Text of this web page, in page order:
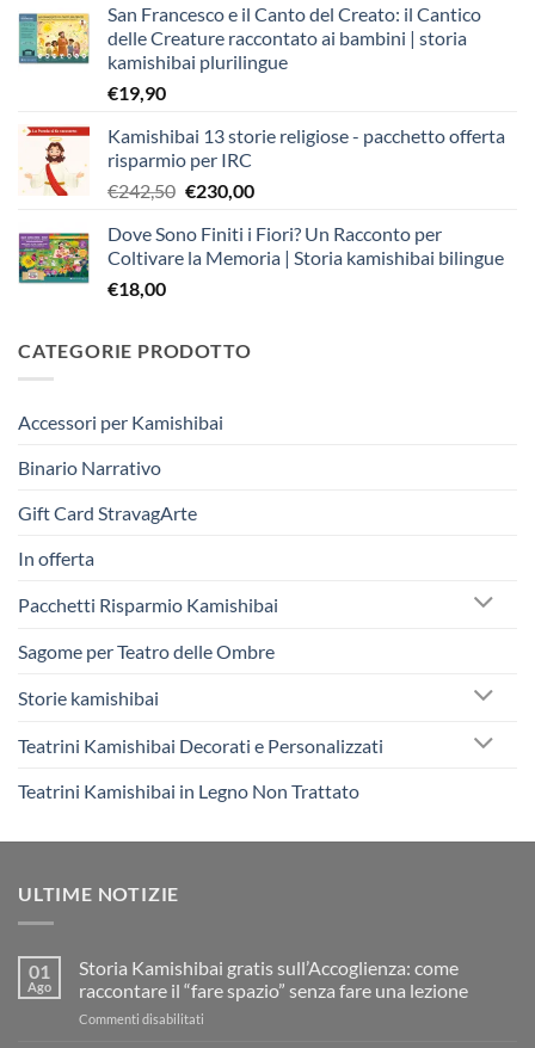
San Francesco e il Canto del Creato: il Cantico
delle Creature raccontato ai bambini | storia
kamishibai plurilingue
€19,90
Kamishibai 13 storie religiose - pacchetto offerta
risparmio per IRC
€242,50 Il
originale
era:
€230,00Il
attuale
è:
Dove Sono Finiti i Fiori? Un Racconto per
Coltivare la Memoria | Storia kamishibai bilingue
€18,00
CATEGORIE PRODOTTO
Accessori per Kamishibai
Binario Narrativo
Gift Card StravagArte
In offerta
Pacchetti Risparmio Kamishibai
Sagome per Teatro delle Ombre
Storie kamishibai
Teatrini Kamishibai Decorati e Personalizzati
Teatrini Kamishibai in Legno Non Trattato
ULTIME NOTIZIE
01
Ago
Storia Kamishibai gratis sull’Accoglienza: come
raccontare il “fare spazio” senza fare una lezione
Commenti disabilitati